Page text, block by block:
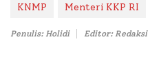
KNMP Menteri KKP RI
Penulis: Holidi Editor: Redaksi